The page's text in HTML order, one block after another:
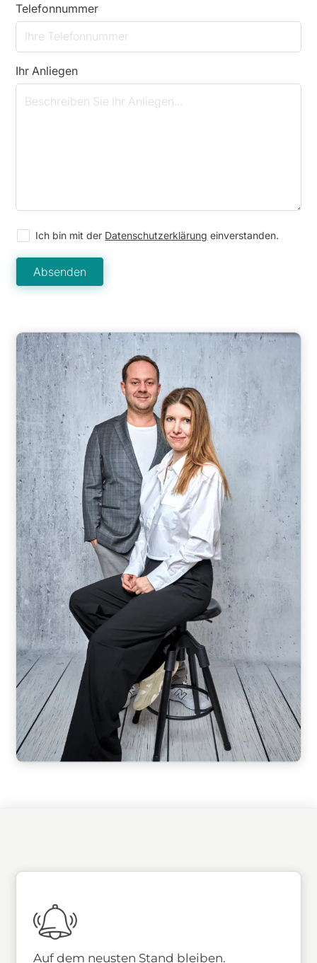
Telefonnummer
Ihr Anliegen
Ich bin mit der Datenschutzerklärung einverstanden.
Auf dem neusten Stand bleiben.